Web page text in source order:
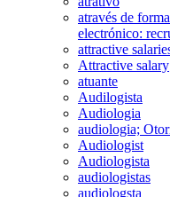
através de
electrónico:
attractive
Attractive salary
atuante
Audilogista
Audiologia
audiologia;
Audiologist
Audiologista
audiologistas
audiologsta